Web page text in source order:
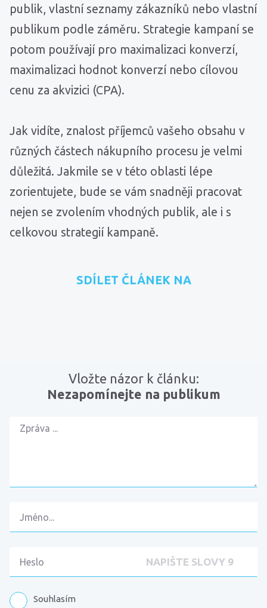
publik, vlastní seznamy zákazníků nebo vlastní
publikum podle záměru. Strategie kampaní se
potom používají pro maximalizaci konverzí,
maximalizaci hodnot konverzí nebo cílovou
cenu za akvizici (CPA).
Jak vidíte, znalost příjemců vašeho obsahu v
různých částech nákupního procesu je velmi
důležitá. Jakmile se v této oblasti lépe
zorientujete, bude se vám snadněji pracovat
nejen se zvolením vhodných publik, ale i s
celkovou strategií kampaně.
SDÍLET ČLÁNEK NA
Vložte názor k článku:
Nezapomínejte na publikum
Souhlasím